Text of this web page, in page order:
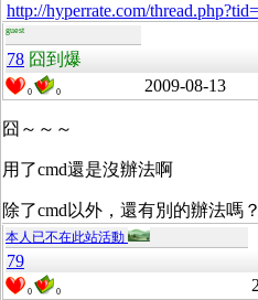
http://hyperrate.com/
guest
78 囧到爆
0 0 2009-08-13
囧～～～
用了cmd還是沒辦法啊
除了cmd以外，還有別的辦法嗎？
本人已不在此站活動
79
0 0